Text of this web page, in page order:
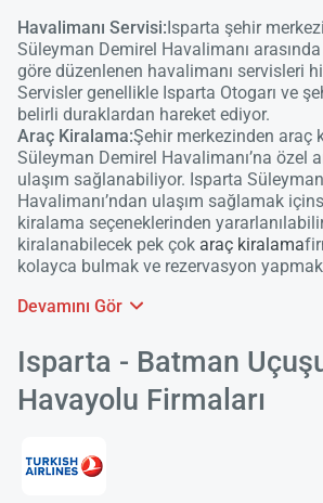
Havalimanı Servisi:Isparta şehir
Süleyman Demirel Havalimanı
göre düzenlenen havalimanı servisleri
Servisler genellikle Isparta Otogarı ve
belirli duraklardan hareket ediyor.
Araç Kiralama:Şehir merkezinden araç
Süleyman Demirel Havalimanı’na özel
ulaşım sağlanabiliyor. Isparta
Havalimanı’ndan ulaşım sağlamak
kiralama seçeneklerinden
kiralanabilecek pek çok araç kiralama
kolayca bulmak ve rezervasyon
Devamını Gör
Isparta - Batman
Havayolu Firmaları